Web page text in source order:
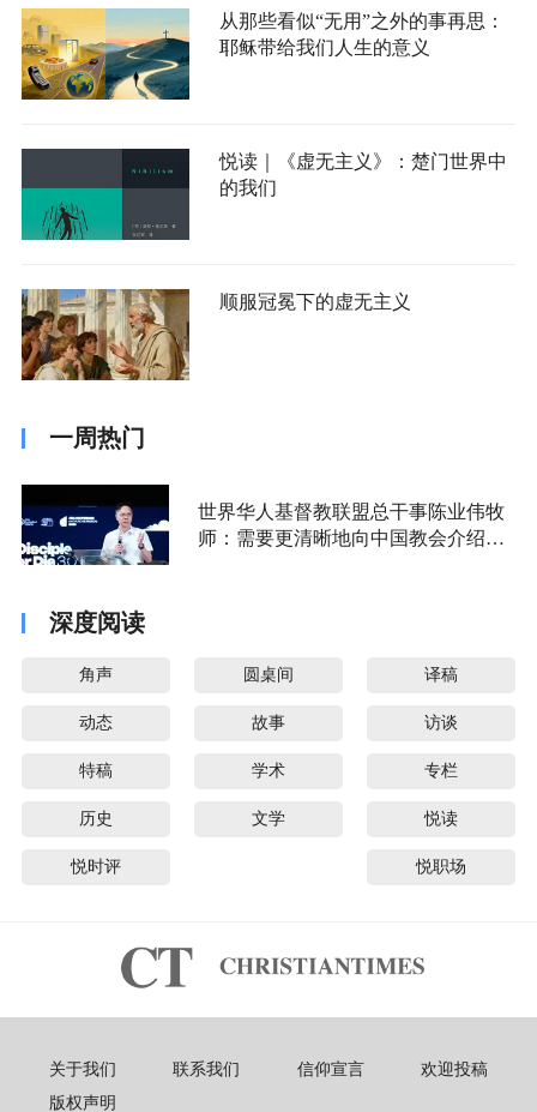
从那些看似“无用”之外的事再思：
耶稣带给我们人生的意义
悦读｜《虚无主义》：楚门世界中
的我们
顺服冠冕下的虚无主义
一周热门
世界华人基督教联盟总干事陈业伟牧
师：需要更清晰地向中国教会介绍福
深度阅读
角声 圆桌间 译稿
动态 故事 访谈
特稿 学术 专栏
历史 文学 悦读
悦时评 悦职场
关于我们 联系我们 信仰宣言
欢迎投稿
版权声明